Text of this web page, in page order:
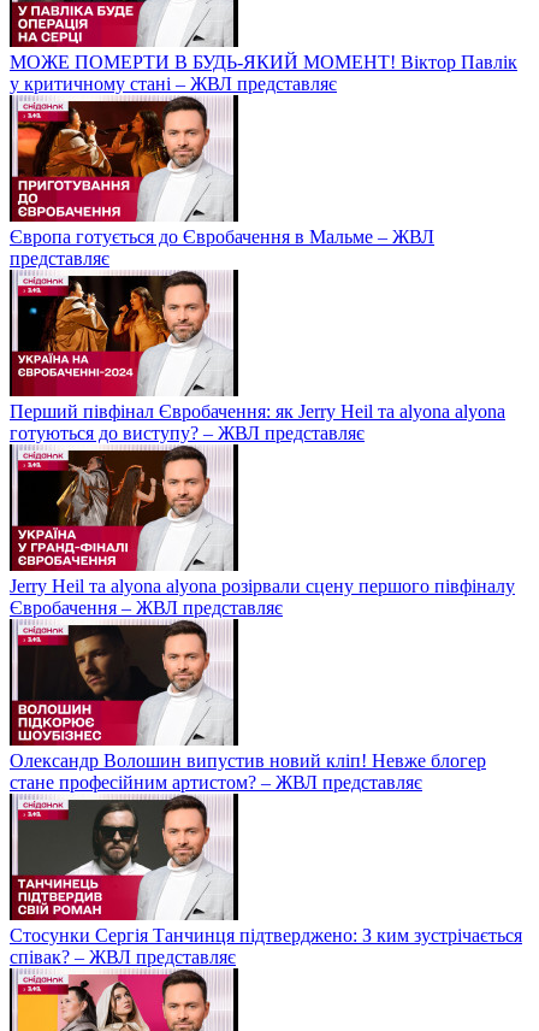
МОЖЕ ПОМЕРТИ В БУДЬ-ЯКИЙ МОМЕНТ! Віктор Павлік
у критичному стані – ЖВЛ представляє
Європа готується до Євробачення в Мальме – ЖВЛ
представляє
Перший півфінал Євробачення: як Jerry Heil та alyona alyona
готуються до виступу? – ЖВЛ представляє
Jerry Heil та аlyona аlyona розірвали сцену першого півфіналу
Євробачення – ЖВЛ представляє
Олександр Волошин випустив новий кліп! Невже блогер
стане професійним артистом? – ЖВЛ представляє
Стосунки Сергія Танчинця підтверджено: З ким зустрічається
співак? – ЖВЛ представляє